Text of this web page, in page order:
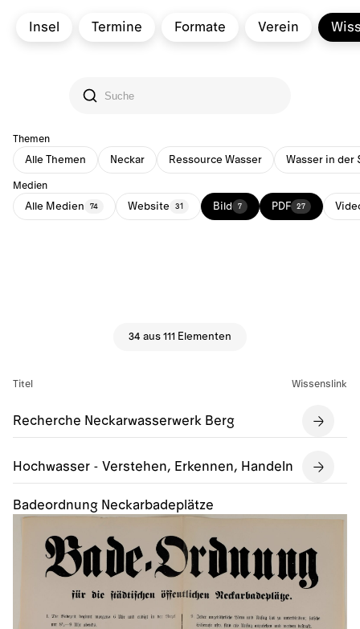
Insel Termine Formate Verein
Themen
Alle Themen Neckar Ressource Wasser Wasser in der
Medien
Alle Medien 74 Website 31 Bild 7 PDF 27
34 aus 111 Elementen
Titel Wissenslink
Recherche Neckarwasserwerk Berg
Hochwasser - Verstehen, Erkennen, Handeln
Badeordnung Neckarbadeplätze